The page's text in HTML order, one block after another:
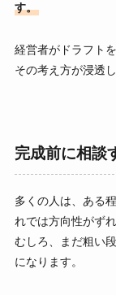
す。
経営者がドラフト
その考え方が浸透
完成前に相談
多くの人は、ある
れでは方向性がず
むしろ、まだ粗い
になります。